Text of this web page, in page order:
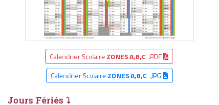
Calendrier Scolaire ZONES A,B,C .PDF
Calendrier Scolaire ZONES A,B,C.JPG
Jours Fériés ⤵